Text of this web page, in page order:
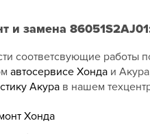
и замена
соответсвующие работы
автосервисе Хонда и
Акура в нашем
Хонда